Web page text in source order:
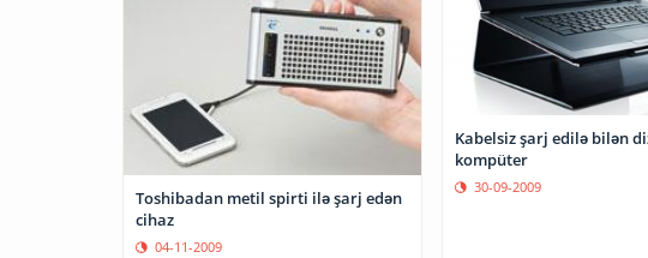
Toshibadan metil spirti ilə şarj edən
cihaz
04-11-2009
Kabelsiz şarj edilə bilən
kompüter
30-09-2009